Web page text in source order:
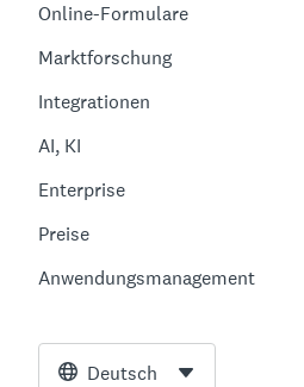
Online-Formulare
Marktforschung
Integrationen
AI, KI
Enterprise
Preise
Anwendungsmanagement
Deutsch